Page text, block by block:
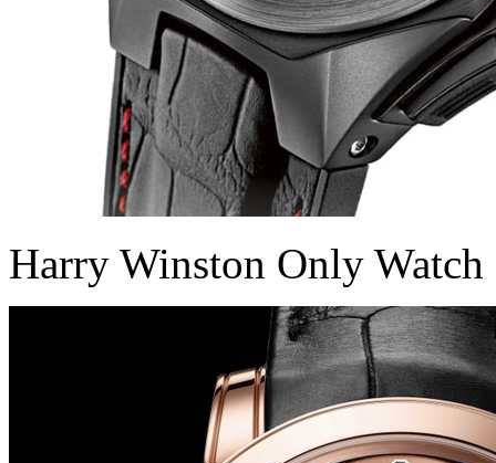
Harry Winston Only